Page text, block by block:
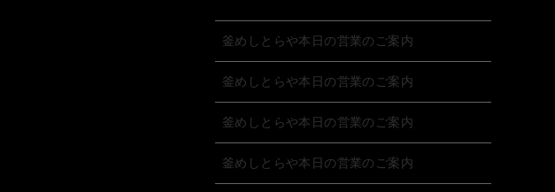
釜めしとらや本日の営業のご案内
釜めしとらや本日の営業のご案内
釜めしとらや本日の営業のご案内
釜めしとらや本日の営業のご案内